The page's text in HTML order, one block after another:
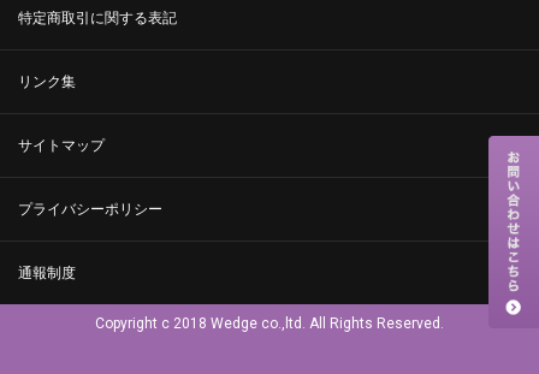
特定商取引に関する表記
リンク集
サイトマップ
プライバシーポリシー
通報制度
Copyright c 2018 Wedge co.,ltd. All Rights Reserved.